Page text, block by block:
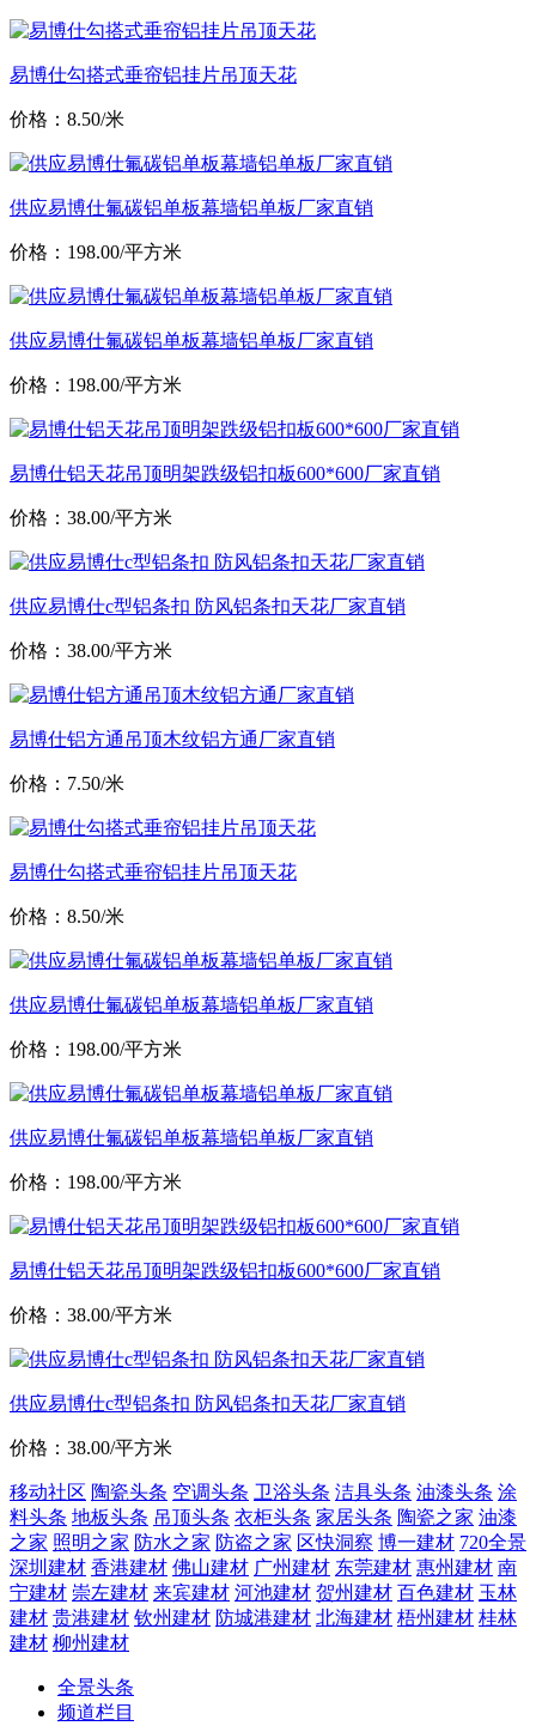
易博仕勾搭式垂帘铝挂片吊顶天花
价格：8.50/米
供应易博仕氟碳铝单板幕墙铝单板厂家直销
价格：198.00/平方米
供应易博仕氟碳铝单板幕墙铝单板厂家直销
价格：198.00/平方米
易博仕铝天花吊顶明架跌级铝扣板600*600厂家直销
价格：38.00/平方米
供应易博仕c型铝条扣 防风铝条扣天花厂家直销
价格：38.00/平方米
易博仕铝方通吊顶木纹铝方通厂家直销
价格：7.50/米
易博仕勾搭式垂帘铝挂片吊顶天花
价格：8.50/米
供应易博仕氟碳铝单板幕墙铝单板厂家直销
价格：198.00/平方米
供应易博仕氟碳铝单板幕墙铝单板厂家直销
价格：198.00/平方米
易博仕铝天花吊顶明架跌级铝扣板600*600厂家直销
价格：38.00/平方米
供应易博仕c型铝条扣 防风铝条扣天花厂家直销
价格：38.00/平方米
移动社区 陶瓷头条 空调头条 卫浴头条 洁具头条 油漆头条 涂
料头条 地板头条 吊顶头条 衣柜头条 家居头条 陶瓷之家 油漆
之家 照明之家 防水之家 防盗之家 区快洞察 博一建材 720全景
深圳建材 香港建材 佛山建材 广州建材 东莞建材 惠州建材 南
宁建材 崇左建材 来宾建材 河池建材 贺州建材 百色建材 玉林
建材 贵港建材 钦州建材 防城港建材 北海建材 梧州建材 桂林
建材 柳州建材
全景头条
频道栏目